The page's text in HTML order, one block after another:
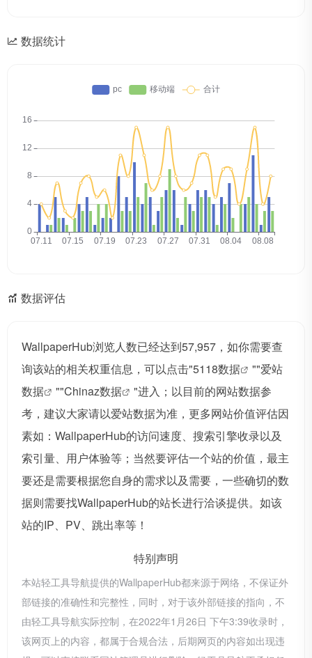
数据统计
数据评估
WallpaperHub浏览人数已经达到57,957，如你需要查
询该站的相关权重信息，可以点击"5118数据 ""爱站
数据
""Chinaz数据
"进入；以目前的网站数据参
考，建议大家请以爱站数据为准，更多网站价值评估因
素如：WallpaperHub的访问速度、搜索引擎收录以及
索引量、用户体验等；当然要评估一个站的价值，最主
要还是需要根据您自身的需求以及需要，一些确切的数
据则需要找WallpaperHub的站长进行洽谈提供。如该
站的IP、PV、跳出率等！
特别声明
本站轻工具导航提供的WallpaperHub都来源于网络，不保证外
部链接的准确性和完整性，同时，对于该外部链接的指向，不
由轻工具导航实际控制，在2022年1月26日 下午3:39收录时，
该网页上的内容，都属于合规合法，后期网页的内容如出现违